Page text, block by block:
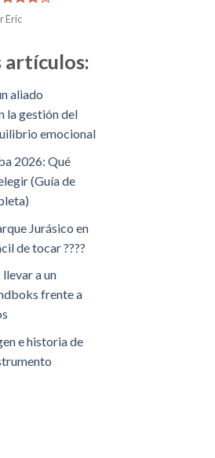
Eric
artículos:
aliado
la gestión del
emocional
2026: Qué
(Guía de
Jurásico en
de tocar ????
a un
frente a
e historia de